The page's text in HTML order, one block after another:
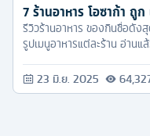
7 ร้านอาหาร โอซาก้า ถู
รีวิวร้านอาหาร ของกินชื่อดัง
รูปเมนูอาหารแต่ละร้าน อ่านแ
23 มิ.ย. 2025